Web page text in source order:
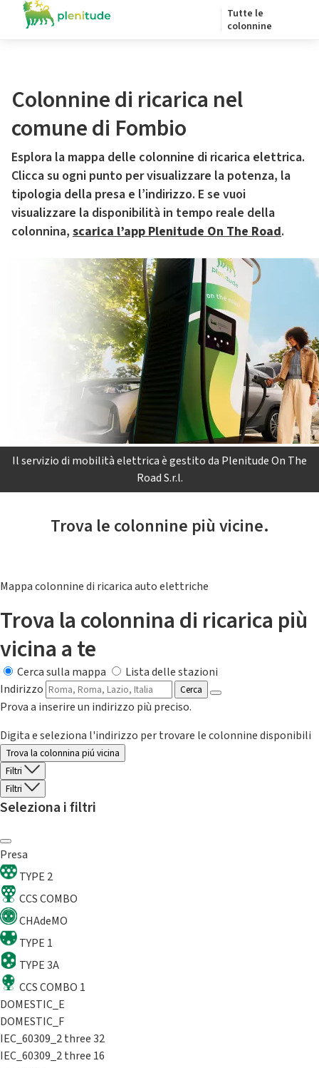
Tutte le
colonnine
Colonnine di ricarica nel
comune di Fombio
Esplora la mappa delle colonnine di ricarica elettrica.
Clicca su ogni punto per visualizzare la potenza, la
tipologia della presa e l’indirizzo. E se vuoi
visualizzare la disponibilità in tempo reale della
colonnina, scarica l’app Plenitude On The Road.
Il servizio di mobilità elettrica è gestito da Plenitude On The
Road S.r.l.
Trova le colonnine più vicine.
Mappa colonnine di ricarica auto elettriche
Trova la colonnina di ricarica più
vicina a te
Cerca sulla mappa
Lista delle stazioni
Indirizzo
Cerca
Prova a inserire un indirizzo più preciso.
Digita e seleziona l'indirizzo per trovare le colonnine disponibili
Trova la colonnina piú vicina
Filtri
Filtri
Seleziona i filtri
Presa
TYPE 2
CCS COMBO
CHAdeMO
TYPE 1
TYPE 3A
CCS COMBO 1
DOMESTIC_E
DOMESTIC_F
IEC_60309_2 three 32
IEC_60309_2 three 16